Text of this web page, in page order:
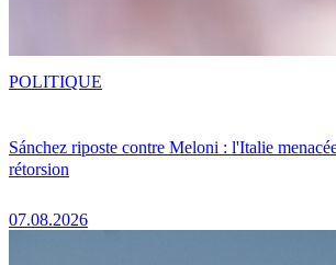
Sánchez riposte contre Meloni : l'Italie
rétorsion
07.08.2026
POLITIQUE